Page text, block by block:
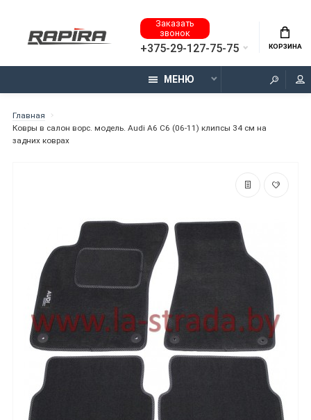
Заказать
звонок
+375-29-127-75-75 КОРЗИНА
МЕНЮ
Главная
Ковры в салон ворс. модель. Audi A6 C6 (06-11) клипсы 34 см на
задних коврах